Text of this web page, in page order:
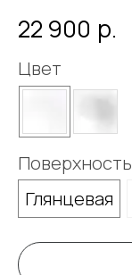
22 900 р.
Цвет
Поверхность
Глянцевая